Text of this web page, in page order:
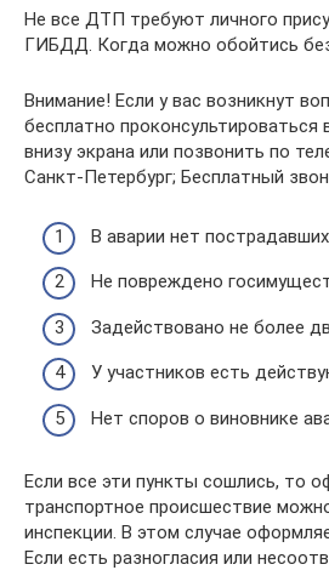
Не все ДТП требуют личного
ГИБДД. Когда можно обойтись
Внимание! Если у вас возникнут
бесплатно проконсультироваться
внизу экрана или позвонить по
Санкт-Петербург; Бесплатный
В аварии нет пострадавших.
Не повреждено
Задействовано не более
У участников есть
Нет споров о виновнике
Если все эти пункты сошлись, то
транспортное происшествие
инспекции. В этом случае
Если есть разногласия или